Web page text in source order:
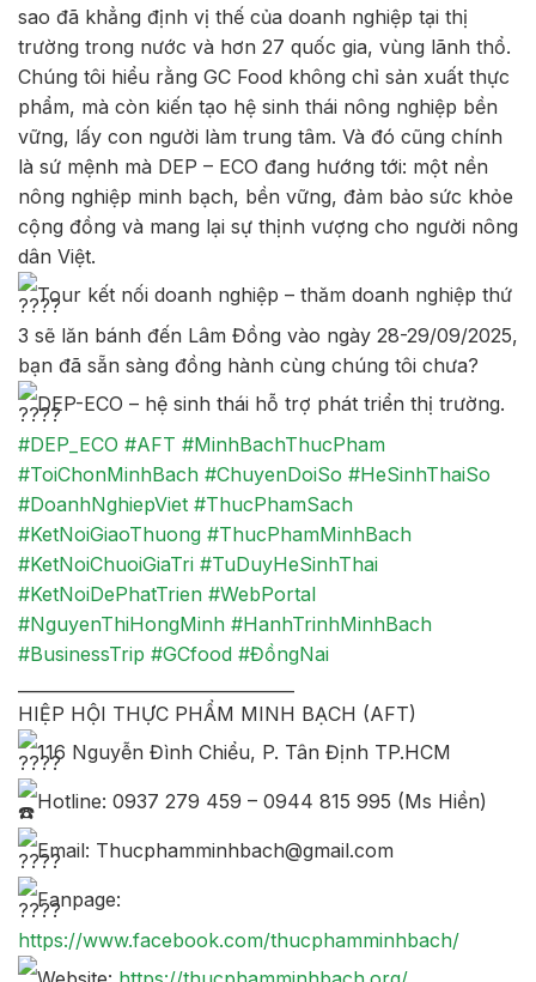
sao đã khẳng định vị thế của doanh nghiệp tại thị
trường trong nước và hơn 27 quốc gia, vùng lãnh thổ.
Chúng tôi hiểu rằng GC Food không chỉ sản xuất thực
phẩm, mà còn kiến tạo hệ sinh thái nông nghiệp bền
vững, lấy con người làm trung tâm. Và đó cũng chính
là sứ mệnh mà DEP – ECO đang hướng tới: một nền
nông nghiệp minh bạch, bền vững, đảm bảo sức khỏe
cộng đồng và mang lại sự thịnh vượng cho người nông
dân Việt.
Tour kết nối doanh nghiệp – thăm doanh nghiệp thứ
3 sẽ lăn bánh đến Lâm Đồng vào ngày 28-29/09/2025,
bạn đã sẵn sàng đồng hành cùng chúng tôi chưa?
DEP-ECO – hệ sinh thái hỗ trợ phát triển thị trường.
#DEP_ECO #AFT #MinhBachThucPham
#ToiChonMinhBach #ChuyenDoiSo #HeSinhThaiSo
#DoanhNghiepViet #ThucPhamSach
#KetNoiGiaoThuong #ThucPhamMinhBach
#KetNoiChuoiGiaTri #TuDuyHeSinhThai
#KetNoiDePhatTrien #WebPortal
#NguyenThiHongMinh #HanhTrinhMinhBach
#BusinessTrip #GCfood #ĐồngNai
HIỆP HỘI THỰC PHẨM MINH BẠCH (AFT)
116 Nguyễn Đình Chiểu, P. Tân Định TP.HCM
Hotline: 0937 279 459 – 0944 815 995 (Ms Hiền)
Email: Thucphamminhbach@gmail.com
Fanpage:
https://www.facebook.com/thucphamminhbach/